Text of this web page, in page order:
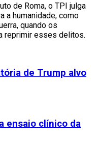
de Roma, o TPI julga
a humanidade, como
quando os
reprimir esses delitos.
de Trump alvo
ensaio clínico da